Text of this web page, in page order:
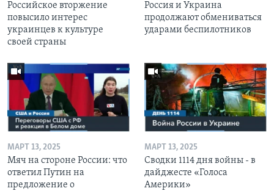
Российское вторжение
повысило интерес
украинцев к культуре
своей страны
Россия и Украина
продолжают обмениваться
ударами беспилотников
МАРТ 13, 2025
Мяч на стороне России: что
ответил Путин на
предложение о
МАРТ 13, 2025
Сводки 1114 дня войны - в
дайджесте «Голоса
Америки»